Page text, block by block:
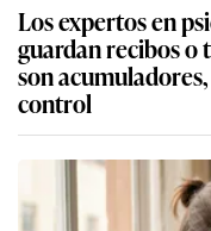
Los expertos en
guardan recibos o
son
control